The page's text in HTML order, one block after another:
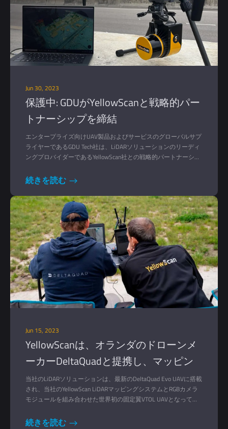
Jun 30, 2023
保護中: GDUがYellowScanと戦略的パー
トナーシップを締結
エンタープライズ向けUAV製品およびサービスのグローバルサプ
ライヤーであるGDU Tech社は、LiDARソリューションのリーディ
ングプロバイダーであるYellowScan社との戦略的パートナーシッ
続きを読む
Jun 15, 2023
YellowScanは、オランダのドローンメ
ーカーDeltaQuadと提携し、マッピン
グの世界に革命を起こします
当社のLiDARソリューションは、最新のDeltaQuad Evo UAVに搭載
され、当社のYellowScan LiDARマッピングシステムとRGBカメラ
モジュールを組み合わせた世界初の固定翼VTOL UAVとなってい
続きを読む